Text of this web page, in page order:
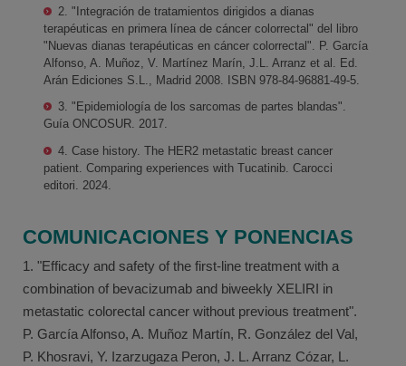
2. "Integración de tratamientos dirigidos a dianas
terapéuticas en primera línea de cáncer colorrectal" del libro
"Nuevas dianas terapéuticas en cáncer colorrectal". P. García
Alfonso, A. Muñoz, V. Martínez Marín, J.L. Arranz et al. Ed.
Arán Ediciones S.L., Madrid 2008. ISBN 978-84-96881-49-5.
3. "Epidemiología de los sarcomas de partes blandas".
Guía ONCOSUR. 2017.
4. Case history. The HER2 metastatic breast cancer
patient. Comparing experiences with Tucatinib. Carocci
editori. 2024.
COMUNICACIONES Y PONENCIAS
1. "Efficacy and safety of the first-line treatment with a
combination of bevacizumab and biweekly XELIRI in
metastatic colorectal cancer without previous treatment".
P. García Alfonso, A. Muñoz Martín, R. González del Val,
P. Khosravi, Y. Izarzugaza Peron, J. L. Arranz Cózar, L.